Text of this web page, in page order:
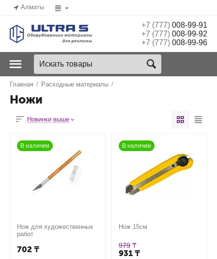
Алматы
+7 (777)008-99-91
+7 (777)008-99-92
+7 (777)008-99-96
Главная / Расходные материалы /
Ножи
Новинки выше
В наличии
Нож для художественных
работ
702 ₸
В наличии
Нож 15см
979 ₸
931 ₸